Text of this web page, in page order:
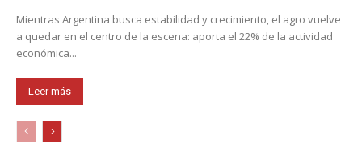
Mientras Argentina busca estabilidad y crecimiento, el agro vuelve
a quedar en el centro de la escena: aporta el 22% de la actividad
económica...
Leer más